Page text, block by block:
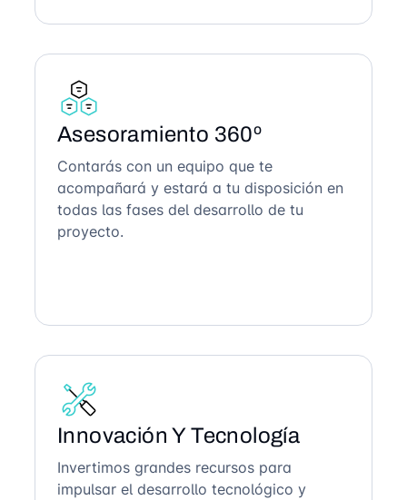
Asesoramiento 360º
Contarás con un equipo que te
acompañará y estará a tu disposición en
todas las fases del desarrollo de tu
proyecto.
Innovación Y Tecnología
Invertimos grandes recursos para
impulsar el desarrollo tecnológico y